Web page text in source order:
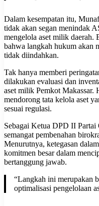
Dalam kesempatan itu,
tidak akan segan menindak
mengelola aset milik daerah.
bahwa langkah hukum akan
tidak diindahkan.
Tak hanya memberi
dilakukan evaluasi dan
aset milik Pemkot
mendorong tata kelola aset
sesuai regulasi.
Sebagai Ketua DPD II
semangat pembenahan
Menurutnya, ketegasan
komitmen besar dalam
bertanggung jawab.
“Langkah ini merupakan
optimalisasi pengelolaan